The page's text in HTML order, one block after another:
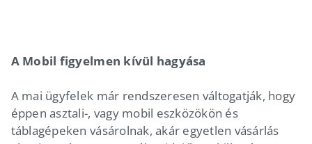
A Mobil figyelmen kívül hagyása
A mai ügyfelek már rendszeresen váltogatják, hogy
éppen asztali-, vagy mobil eszközökön és
táblagépeken vásárolnak, akár egyetlen vásárlás